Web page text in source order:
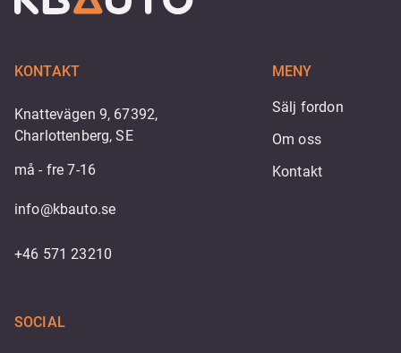
KONTAKT
Knattevägen 9, 67392,
Charlottenberg, SE
må - fre 7-16
info@kbauto.se
+46 571 23210
MENY
Sälj fordon
Om oss
Kontakt
SOCIAL